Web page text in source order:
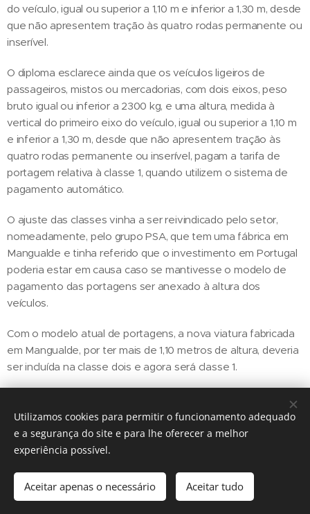
do veículo, igual ou superior a 1,10 m e inferior a 1,30 m, desde
que não apresentem tração às quatro rodas permanente ou
inserível.
O diploma esclarece ainda que os veículos ligeiros de
passageiros, mistos ou mercadorias, com dois eixos, peso
bruto igual ou inferior a 2300 kg, e uma altura, medida à
vertical do primeiro eixo do veículo, igual ou superior a 1,10 m
e inferior a 1,30 m, desde que não apresentem tração às
quatro rodas permanente ou inserível, pagam a tarifa de
portagem relativa à classe 1, quando utilizem o sistema de
pagamento automático.
O ajuste das classes vinha a ser reivindicado pelo setor,
nomeadamente, pelo grupo PSA, que tem uma fábrica em
Mangualde e tinha referido que o investimento em Portugal
poderia estar em causa caso se mantivesse o modelo de
pagamento das portagens ser anexado à altura dos
veículos.
Com o modelo atual de portagens, a nova viatura fabricada
em Mangualde, por ter mais de 1,10 metros de altura, deveria
ser incluída na classe dois e agora será classe 1.
Share
Utilizamos cookies para permitir o funcionamento adequado
e a segurança do site e para lhe oferecer a melhor
experiência possível.
Aceitar apenas o necessário Aceitar tudo